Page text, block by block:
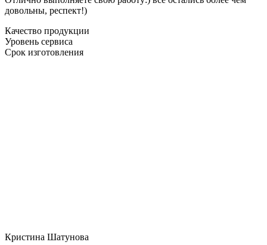
довольны, респект!)
Качество продукции
Уровень сервиса
Срок изготовления
Кристина Шатунова